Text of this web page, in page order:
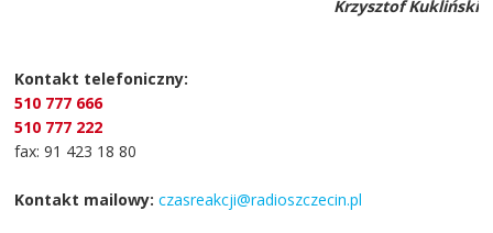
Krzysztof Kukliński
Kontakt telefoniczny:
510 777 666
510 777 222
fax: 91 423 18 80
Kontakt mailowy: czasreakcji@radioszczecin.pl